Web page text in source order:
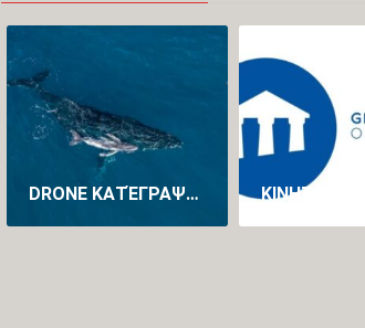
DRONE ΚΑΤΈΓΡΑΨΕ ΓΙΑ ΠΡΏΤΗ ΦΟΡΆ ΤΗ ΓΈΝΝΑ ΦΆΛΑΙΝΑΣ ΣΤΗΝ ΑΥΣΤΡΑΛΊΑ (VID)